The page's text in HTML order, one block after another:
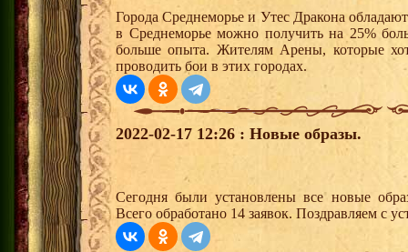
Города Среднеморье и Утес Дракона
в Среднеморье можно получить на 25%
больше опыта. Жителям Арены, которые
проводить бои в этих городах.
2022-02-17 12:26 : Новые образы.
Сегодня были установлены все новые
Всего обработано 14 заявок. Поздравляем с